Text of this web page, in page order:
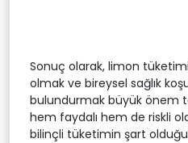
Sonuç olarak, limon
olmak ve bireysel sağlık
bulundurmak büyük önem
hem faydalı hem de riskli
bilinçli tüketimin şart